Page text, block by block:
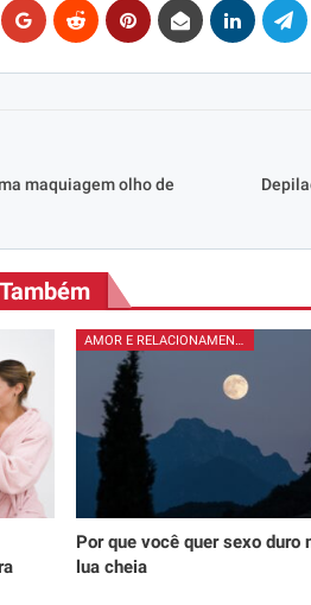
maquiagem olho de
AMOR E RELACIONAMENTOS
Por que você quer sexo duro
lua cheia